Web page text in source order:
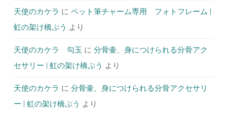
天使のカケラ に ペット筆チャーム専用 フォトフレーム |
虹の架け橋ぷう より
天使のカケラ 勾玉 に 分骨壷、身につけられる分骨アク
セサリー | 虹の架け橋ぷう より
天使のカケラ に 分骨壷、身につけられる分骨アクセサリ
ー | 虹の架け橋ぷう より